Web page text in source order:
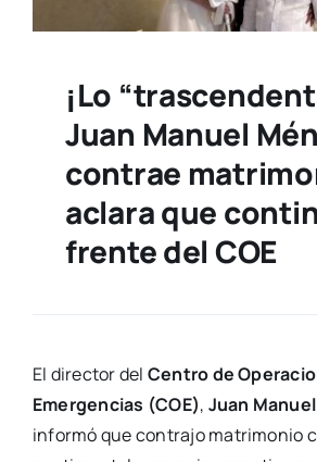
¡Lo
Juan Manuel
contrae
aclara que
frente del COE
El director del Centro de
Emergencias (COE), Juan
informó que contrajo matrimonio